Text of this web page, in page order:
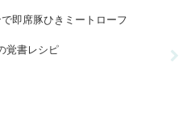
即席豚ひきミートローフ
覚書レシピ